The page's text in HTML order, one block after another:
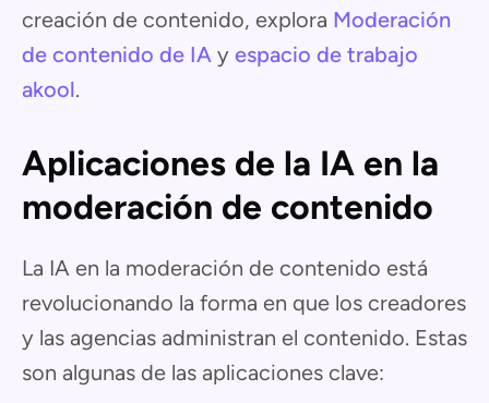
creación de contenido, explora Moderación
de contenido de IA y espacio de trabajo
akool.
Aplicaciones de la IA en la
moderación de contenido
La IA en la moderación de contenido está
revolucionando la forma en que los creadores
y las agencias administran el contenido. Estas
son algunas de las aplicaciones clave: